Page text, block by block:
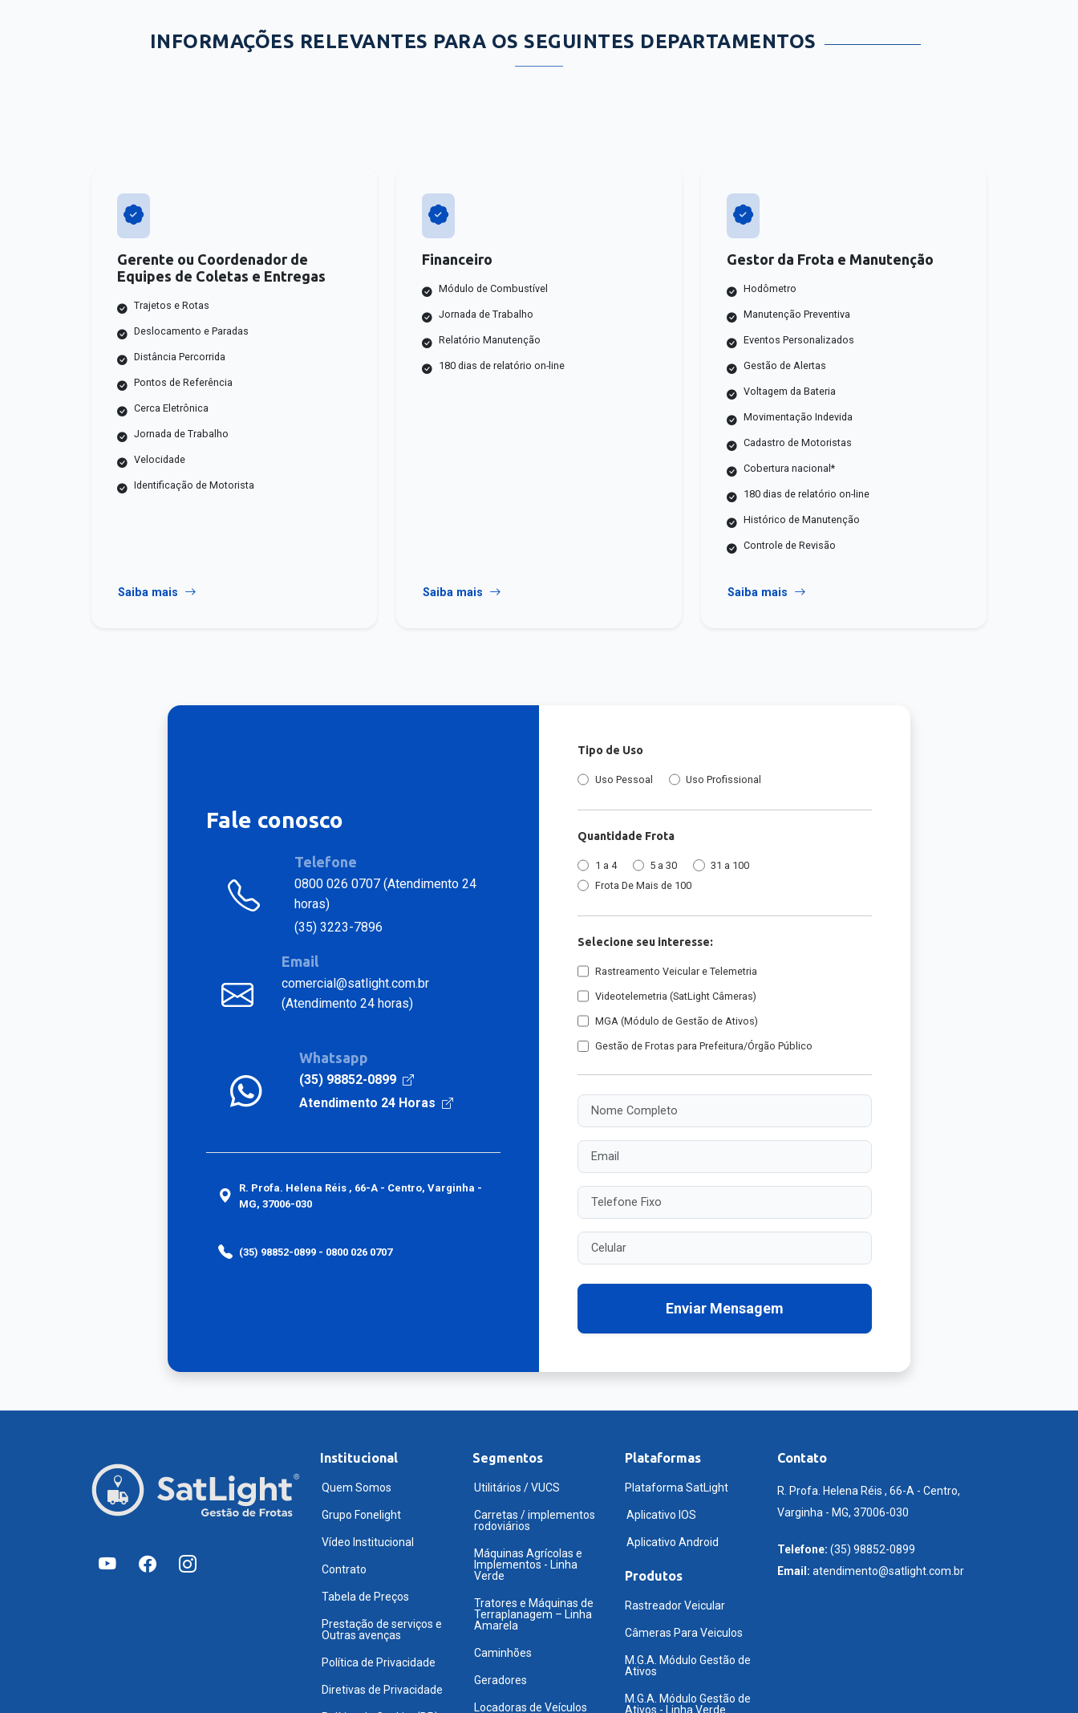
INFORMAÇÕES RELEVANTES PARA OS SEGUINTES DEPARTAMENTOS
Gerente ou Coordenador de
Equipes de Coletas e Entregas
Trajetos e Rotas
Deslocamento e Paradas
Distância Percorrida
Pontos de Referência
Cerca Eletrônica
Jornada de Trabalho
Velocidade
Identificação de Motorista
Saiba mais
Financeiro
Módulo de Combustível
Jornada de Trabalho
Relatório Manutenção
180 dias de relatório on-line
Saiba mais
Gestor da Frota e Manutenção
Hodômetro
Manutenção Preventiva
Eventos Personalizados
Gestão de Alertas
Voltagem da Bateria
Movimentação Indevida
Cadastro de Motoristas
Cobertura nacional*
180 dias de relatório on-line
Histórico de Manutenção
Controle de Revisão
Saiba mais
Fale conosco
Telefone
0800 026 0707 (Atendimento 24
horas)
(35) 3223-7896
Email
comercial@satlight.com.br
(Atendimento 24 horas)
Whatsapp
(35) 98852-0899
Atendimento 24 Horas
R. Profa. Helena Réis , 66-A - Centro, Varginha -
MG, 37006-030
(35) 98852-0899 - 0800 026 0707
Tipo de Uso
Uso Pessoal Uso Profissional
Quantidade Frota
1 a 4 5 a 30
31 a 100
Frota De Mais de 100
Selecione seu interesse:
Rastreamento Veicular e Telemetria
Videotelemetria (SatLight Câmeras)
MGA (Módulo de Gestão de Ativos)
Gestão de Frotas para Prefeitura/Órgão Público
Nome Completo
Email
Telefone Fixo
Celular
Enviar Mensagem
Institucional
Quem Somos
Grupo Fonelight
Vídeo Institucional
Contrato
Tabela de Preços
Prestação de serviços e
Outras avenças
Política de Privacidade
Diretivas de Privacidade
Segmentos
Utilitários / VUCS
Carretas / implementos
rodoviários
Máquinas Agrícolas e
Implementos - Linha
Verde
Tratores e Máquinas de
Terraplanagem – Linha
Amarela
Caminhões
Geradores
Locadoras de Veículos
Plataformas
Plataforma SatLight
Aplicativo IOS
Aplicativo Android
Produtos
Rastreador Veicular
Câmeras Para Veiculos
M.G.A. Módulo Gestão de
Ativos
M.G.A. Módulo Gestão de
Ativos - Linha Verde
Contato
R. Profa. Helena Réis , 66-A - Centro,
Varginha - MG, 37006-030
Telefone: (35) 98852-0899
Email: atendimento@satlight.com.br